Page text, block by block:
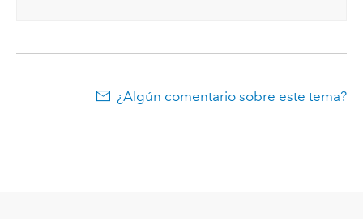
¿Algún comentario sobre este tema?